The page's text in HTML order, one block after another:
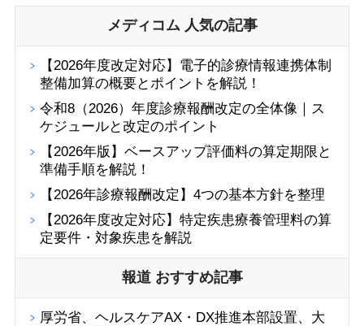
メディコム 人気の記事
【2026年度改定対応】電子的診療情報連携体制
整備加算の概要とポイントを解説！
令和8（2026）年度診療報酬改定の全体像｜ス
ケジュールと改定のポイント
【2026年版】ベースアップ評価料の算定期限と
準備手順を解説！
【2026年診療報酬改定】4つの基本方針を整理
【2026年度改定対応】特定疾患療養管理料の算
定要件・対象疾患を解説
報道 おすすめ記事
厚労省、ヘルスケアAX・DX推進本部設置、大